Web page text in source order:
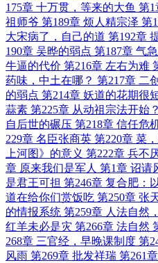
175章 十万贯，等来的大鱼 第1
祖师爷 第189章 烦人精宗泽 第
大宋病了，自己的道 第192章
190章 吴晔的弱点 第187章 气
牛逼的代价 第216章 左右为难
药味，中土在哪？ 第217章 二
的弱点 第214章 妖道的花期很
蒜素 第225章 从动祖宗法开始？
自后世的碾压 第218章 信任危
229章 名臣张商英 第220章 菜
上河图》的意义 第222章 兵不
章 原来我们是军人 第1章 诏请
是君王可担 第246章 复合肥：
道在给你们赏饭吃 第250章 张
的情报系统 第259章 人法自然
红羊未必是灾 第266章 法自然
268章 三官经，早晚课制度 第
风雨 第269章 批发祥瑞 第261